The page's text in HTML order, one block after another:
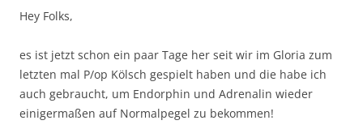
Hey Folks,
es ist jetzt schon ein paar Tage her seit wir im Gloria zum
letzten mal P/op Kölsch gespielt haben und die habe ich
auch gebraucht, um Endorphin und Adrenalin wieder
einigermaßen auf Normalpegel zu bekommen!